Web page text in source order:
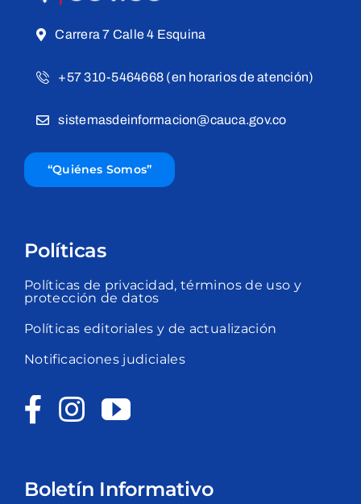
Carrera 7 Calle 4 Esquina
+57 310-5464668 (en horarios de atención)
sistemasdeinformacion@cauca.gov.co
“Quiénes Somos”
Políticas
Políticas de privacidad, términos de uso y
protección de datos
Políticas editoriales y de actualización
Notificaciones judiciales
Boletín Informativo